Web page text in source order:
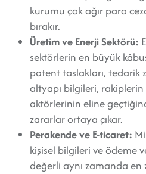
kurumu çok ağır para
bırakır.
Üretim ve Enerji Sektörü:
sektörlerin en büyük
patent taslakları, tedarik
altyapı bilgileri,
aktörlerinin eline
zararlar ortaya çıkar.
Perakende ve E-ticaret:
kişisel bilgileri ve ödeme
değerli aynı zamanda en